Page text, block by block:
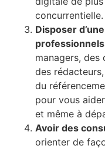
concurrentielle.
Disposer
professionnels
managers, des
des
du
pour vous
et même à
Avoir des
orienter de